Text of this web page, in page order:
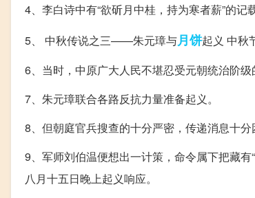
4、李白诗中有“欲斫月中桂，持为寒者薪”的记载
5、 中秋传说之三——朱元璋与月饼起义 中秋
6、当时，中原广大人民不堪忍受元朝统治阶级
7、朱元璋联合各路反抗力量准备起义。
8、但朝庭官兵搜查的十分严密，传递消息十分
9、军师刘伯温便想出一计策，命令属下把藏
八月十五日晚上起义响应。